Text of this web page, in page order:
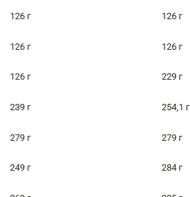
126 г 126 г
126 г 126 г
126 г 229 г
239 г 254,1 г
279 г 279 г
249 г 284 г